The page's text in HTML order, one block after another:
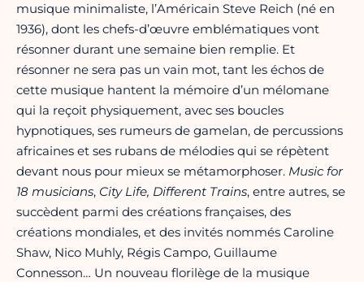
musique minimaliste, l’Américain Steve Reich (né en
1936), dont les chefs-d’œuvre emblématiques vont
résonner durant une semaine bien remplie. Et
résonner ne sera pas un vain mot, tant les échos de
cette musique hantent la mémoire d’un mélomane
qui la reçoit physiquement, avec ses boucles
hypnotiques, ses rumeurs de gamelan, de percussions
africaines et ses rubans de mélodies qui se répètent
devant nous pour mieux se métamorphoser. Music for
18 musicians, City Life, Different Trains, entre autres, se
succèdent parmi des créations françaises, des
créations mondiales, et des invités nommés Caroline
Shaw, Nico Muhly, Régis Campo, Guillaume
Connesson… Un nouveau florilège de la musique